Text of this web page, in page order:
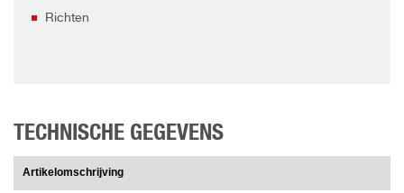
Richten
TECHNISCHE GEGEVENS
Artikelomschrijving